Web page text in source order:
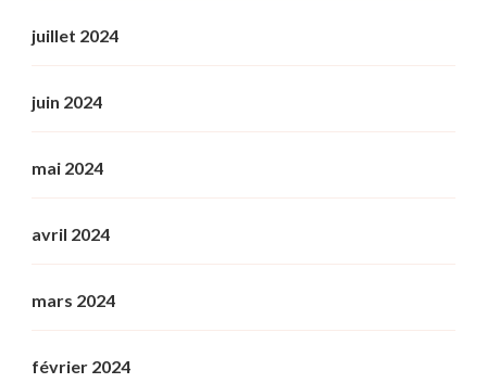
juillet 2024
juin 2024
mai 2024
avril 2024
mars 2024
février 2024